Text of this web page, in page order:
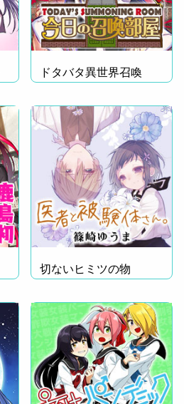
ドタバタ異世界召喚
記！
切ないヒミツの物
語……